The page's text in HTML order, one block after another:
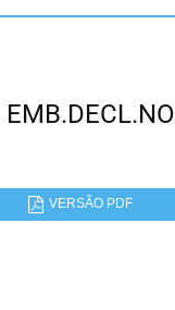
VERSÃO PDF